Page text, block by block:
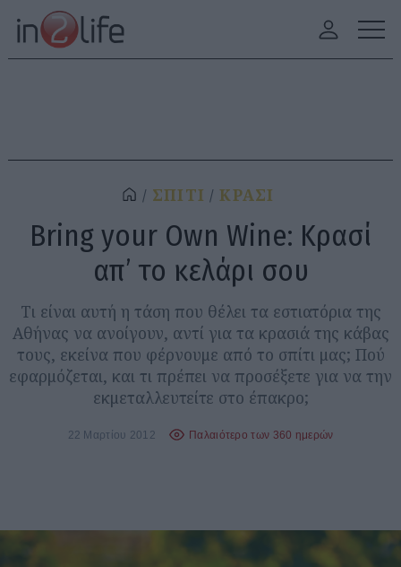
ΣΠΙΤΙ ΚΡΑΣΙ
Bring your Own Wine: Κρασί
απ’ το κελάρι σου
Τι είναι αυτή η τάση που θέλει τα εστιατόρια της
Αθήνας να ανοίγουν, αντί για τα κρασιά της κάβας
τους, εκείνα που φέρνουμε από το σπίτι μας; Πού
εφαρμόζεται, και τι πρέπει να προσέξετε για να την
εκμεταλλευτείτε στο έπακρο;
22 Μαρτίου 2012 Παλαιότερο των 360 ημερών